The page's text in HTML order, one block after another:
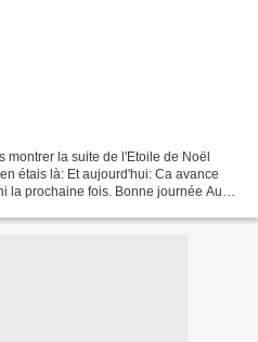
montrer la suite de l'Etoile de Noël
étais là: Et aujourd'hui: Ca avance
la prochaine fois. Bonne journée Au